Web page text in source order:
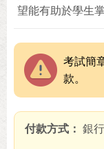
望能有助於學生
考試簡
款。
付款方式 銀